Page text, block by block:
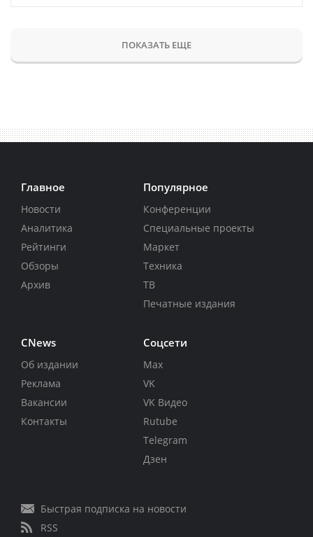
ПОКАЗАТЬ ЕЩЕ
Главное
Новости
Аналитика
Рейтинги
Обзоры
Архив
Популярное
Конференции
Специальные проекты
Маркет
Техника
ТВ
Печатные издания
CNews
Об издании
Реклама
Вакансии
Контакты
Соцсети
Max
VK
VK Видео
Rutube
Telegram
Дзен
Быстрая подписка на новости
RSS